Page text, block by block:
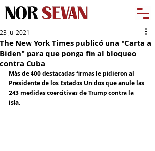
The New York Times publicó una "Carta a
Biden" para que ponga fin al bloqueo
contra Cuba
23 jul 2021
Más de 400 destacadas firmas le pidieron al
Presidente de los Estados Unidos que anule las
243 medidas coercitivas de Trump contra la
isla.